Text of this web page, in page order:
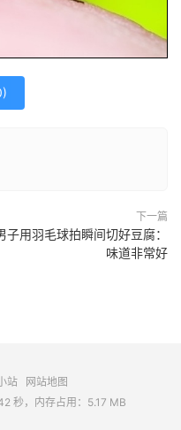
)
下一篇
子用羽毛球拍瞬间切好豆腐：
味道非常好
站
网站地图
秒，内存占用：5.17 MB